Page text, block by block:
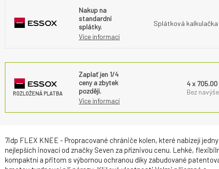
7idp FLEX KNEE - Propracované chrániče kolen, které nabízejí
nejlepších inovací od značky Seven za příznivou cenu. Lehké,
kompaktní a přitom s výbornou ochranou díky zabudované
Nakup na
standardní
splátky.
Více informací
Splátková kalkulačka
ROZLOŽENÁ PLATBA
Zaplať jen 1/4
ceny a zbytek
později.
Více informací
4 x 705.00
Bez